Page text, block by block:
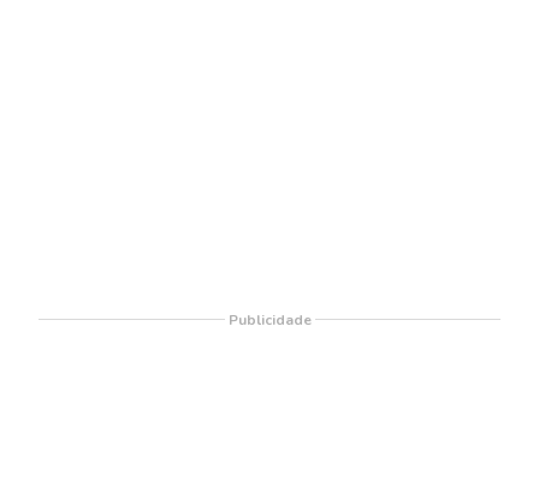
Publicidade